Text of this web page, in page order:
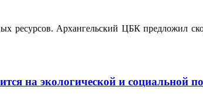
Архангельский ЦБК предложил
на экологической и социальной